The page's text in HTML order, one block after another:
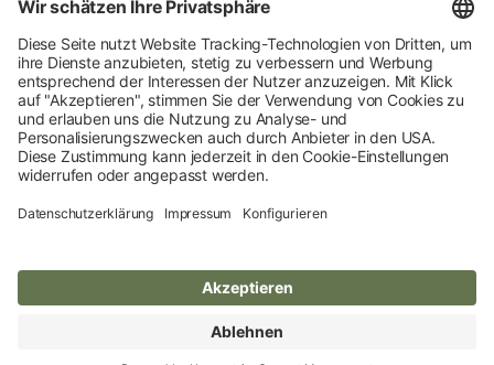
Social Media
Kompetenz für Ihr Tier
Albert Kerbl GmbH
© 2026 Albert Kerbl GmbH